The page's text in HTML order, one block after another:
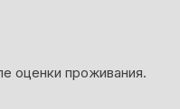
оценки проживания.